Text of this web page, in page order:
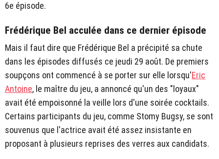
6e épisode.
Frédérique Bel acculée dans ce dernier épisode
Mais il faut dire que Frédérique Bel a précipité sa chute
dans les épisodes diffusés ce jeudi 29 août. De premiers
soupçons ont commencé à se porter sur elle lorsqu'Eric
Antoine, le maître du jeu, a annoncé qu'un des "loyaux"
avait été empoisonné la veille lors d'une soirée cocktails.
Certains participants du jeu, comme Stomy Bugsy, se sont
souvenus que l'actrice avait été assez insistante en
proposant à plusieurs reprises des verres aux candidats.